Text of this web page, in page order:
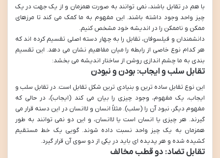
با هم در تقابل باشند، نمی توانند به صورت همزمان و از یک جهت در یک
چیز واحد وجود داشته باشند. این مفهوم به ما کمک می کند تا مرزهای
ممکن و ناممکن را در اندیشه خود مشخص کنیم.
دانشمندان و فیلسوفان، تقابل را به چهار دسته اصلی تقسیم کرده اند که
هر کدام نوع خاصی از رابطه را میان مفاهیم نشان می دهد. این تقسیم
بندی به ما چشم اندازی روشن از ساختار اندیشه می بخشد:
تقابل سلب و ایجاب: بودن و نبودن
این نوع تقابل ساده ترین و بنیادی ترین شکل تقابل است. در تقابل سلب و
ایجاب، یک مفهوم، وجود چیزی را بیان می کند (ایجاب)، در حالی که
مفهوم دیگر، نبود آن را (سلب). مثلاً انسان و لاانسان در این دسته قرار می
گیرند. هر چیزی یا انسان است یا لاانسان، و این دو نمی توانند به طور
همزمان به یک چیز واحد نسبت داده شوند. گویی یک خط مستقیم
کشیده شده و هر پدیده ای باید در یکی از دو سوی آن قرار گیرد.
تقابل تضاد: دو قطب مخالف